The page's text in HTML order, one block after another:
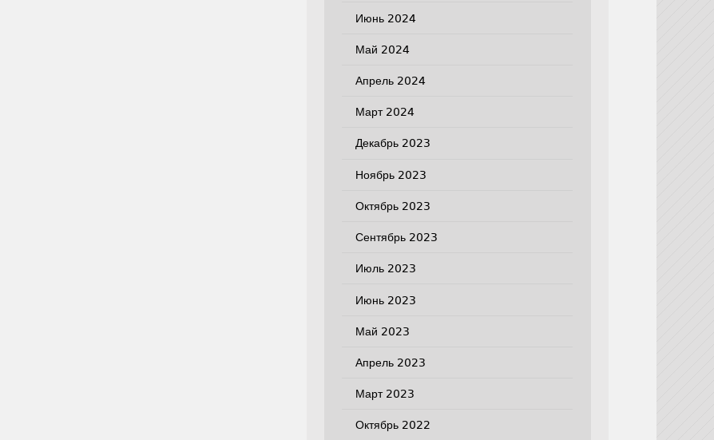
Июнь 2024
Май 2024
Апрель 2024
Март 2024
Декабрь 2023
Ноябрь 2023
Октябрь 2023
Сентябрь 2023
Июль 2023
Июнь 2023
Май 2023
Апрель 2023
Март 2023
Октябрь 2022